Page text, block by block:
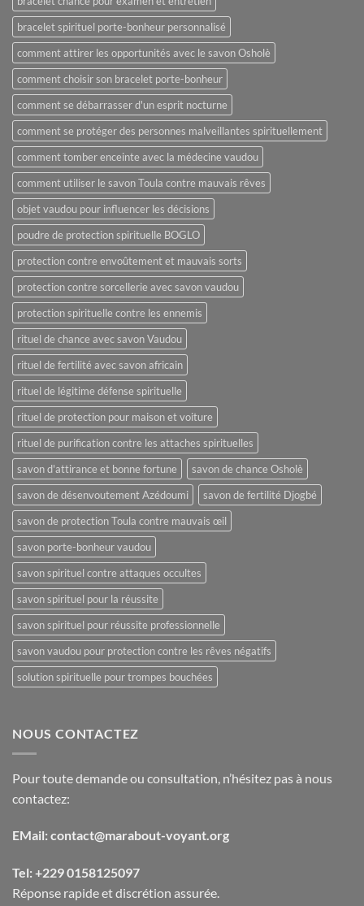
bracelet spirituel porte-bonheur personnalisé
comment attirer les opportunités avec le savon Osholè
comment choisir son bracelet porte-bonheur
comment se débarrasser d'un esprit nocturne
comment se protéger des personnes malveillantes spirituellement
comment tomber enceinte avec la médecine vaudou
comment utiliser le savon Toula contre mauvais rêves
objet vaudou pour influencer les décisions
poudre de protection spirituelle BOGLO
protection contre envoûtement et mauvais sorts
protection contre sorcellerie avec savon vaudou
protection spirituelle contre les ennemis
rituel de chance avec savon Vaudou
rituel de fertilité avec savon africain
rituel de légitime défense spirituelle
rituel de protection pour maison et voiture
rituel de purification contre les attaches spirituelles
savon d'attirance et bonne fortune
savon de chance Osholè
savon de désenvoutement Azédoumi
savon de fertilité Djogbé
savon de protection Toula contre mauvais œil
savon porte-bonheur vaudou
savon spirituel contre attaques occultes
savon spirituel pour la réussite
savon spirituel pour réussite professionnelle
savon vaudou pour protection contre les rêves négatifs
solution spirituelle pour trompes bouchées
NOUS CONTACTEZ
Pour toute demande ou consultation, n’hésitez pas à nous
contactez:
EMail: contact@marabout-voyant.org
Tel: +229 0158125097
Réponse rapide et discrétion assurée.